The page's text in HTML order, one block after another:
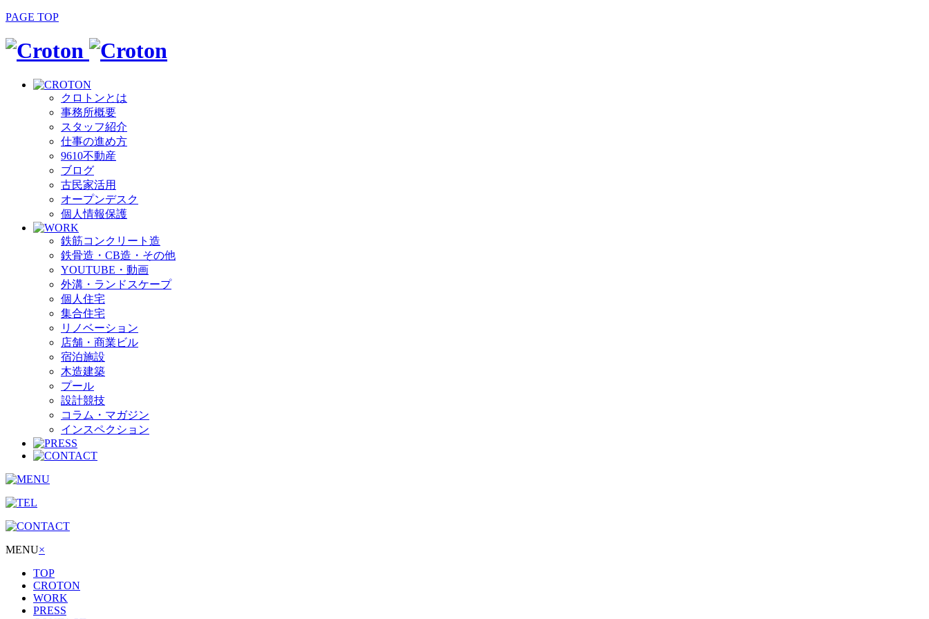
PAGE TOP
クロトンとは
事務所概要
スタッフ紹介
仕事の進め方
9610不動産
ブログ
古民家活用
オープンデスク
個人情報保護
鉄筋コンクリート造
鉄骨造・CB造・その他
YOUTUBE・動画
外溝・ランドスケープ
個人住宅
集合住宅
リノベーション
店舗・商業ビル
宿泊施設
木造建築
プール
設計競技
コラム・マガジン
インスペクション
MENU×
TOP
CROTON
WORK
PRESS